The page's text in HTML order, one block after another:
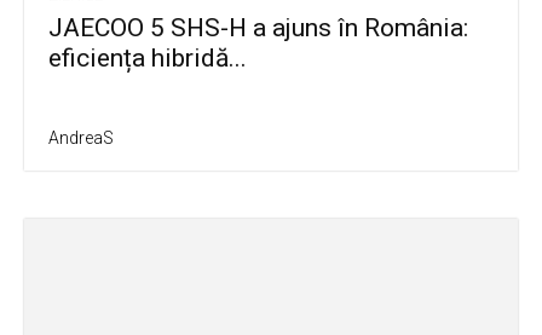
JAECOO 5 SHS-H a ajuns în România:
eficiența hibridă...
AndreaS